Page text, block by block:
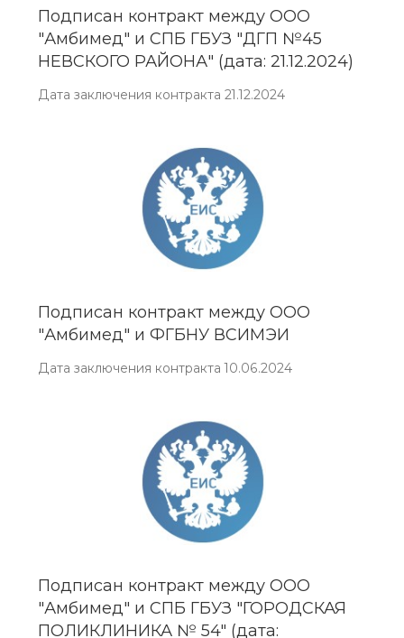
Подписан контракт между ООО
"Амбимед" и СПБ ГБУЗ "ДГП №45
НЕВСКОГО РАЙОНА" (дата: 21.12.2024)
Дата заключения контракта 21.12.2024
Подписан контракт между ООО
"Амбимед" и ФГБНУ ВСИМЭИ
Дата заключения контракта 10.06.2024
Подписан контракт между ООО
"Амбимед" и СПБ ГБУЗ "ГОРОДСКАЯ
ПОЛИКЛИНИКА № 54" (дата: